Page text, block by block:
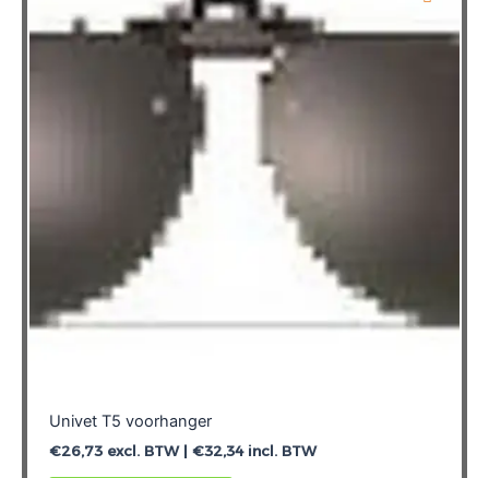
Univet T5 voorhanger
€26,73excl. BTW | €32,34incl. BTW